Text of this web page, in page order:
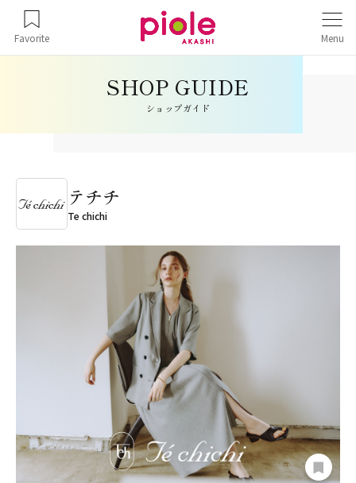
Favorite Menu
ショップガイド
テチチ
Te chichi